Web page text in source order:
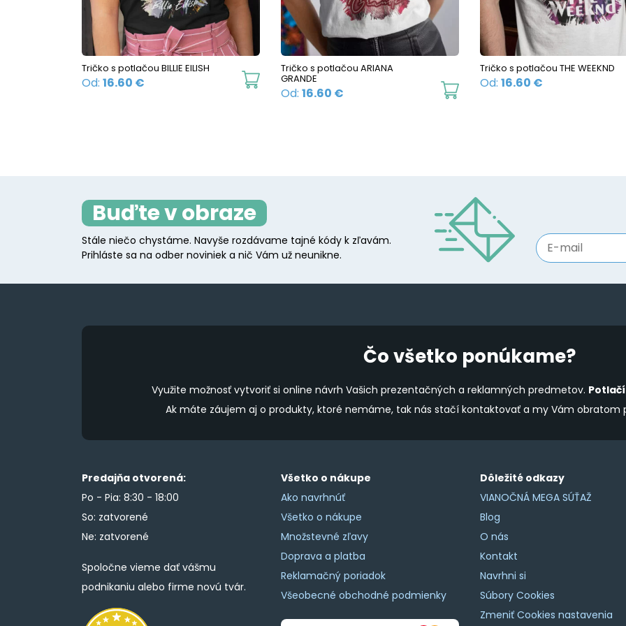
chosen
product
page
the
product
page
Tričko s potlačou BILLIE EILISH
Od: 16.60 €
This
product
options
be
chosen
Tričko s potlačou ARIANA
GRANDE
Od: 16.60 €
This
options
may
be
chosen
on
product
Tričko s potlačou THE WEEKND
Od: 16.60 €
Buďte v obraze
Stále niečo chystáme. Navyše rozdávame tajné kódy k zľavám.
Prihláste sa na odber noviniek a nič Vám už neunikne.
Čo všetko ponúkame?
Využite možnosť vytvoriť si online návrh Vašich prezentačných a reklamných predmetov.
Ak máte záujem aj o produkty, ktoré nemáme, tak nás stačí kontaktovať a my Vám obratom
Predajňa otvorená:
Po - Pia: 8:30 - 18:00
So: zatvorené
Ne: zatvorené
Spoločne vieme dať vášmu
podnikaniu alebo firme novú tvár.
Všetko o nákupe
Ako navrhnúť
Všetko o nákupe
Množstevné zľavy
Doprava a platba
Reklamačný poriadok
Všeobecné obchodné podmienky
Dôležité odkazy
VIANOČNÁ MEGA SÚŤAŽ
Blog
O nás
Kontakt
Navrhni si
Súbory Cookies
Zmeniť Cookies nastavenia